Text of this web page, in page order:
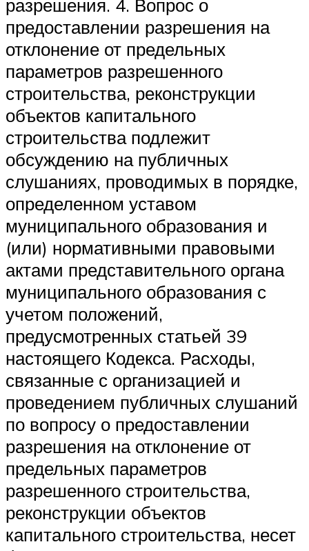
разрешения. 4. Вопрос о
предоставлении разрешения на
отклонение от предельных
параметров разрешенного
строительства, реконструкции
объектов капитального
строительства подлежит
обсуждению на публичных
слушаниях, проводимых в порядке,
определенном уставом
муниципального образования и
(или) нормативными правовыми
актами представительного органа
муниципального образования с
учетом положений,
предусмотренных статьей 39
настоящего Кодекса. Расходы,
связанные с организацией и
проведением публичных слушаний
по вопросу о предоставлении
разрешения на отклонение от
предельных параметров
разрешенного строительства,
реконструкции объектов
капитального строительства, несет